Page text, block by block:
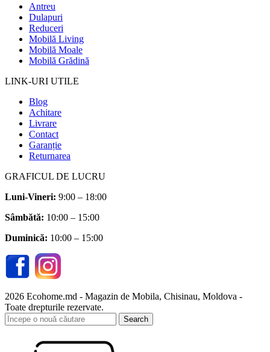
Antreu
Dulapuri
Reduceri
Mobilă Living
Mobilă Moale
Mobilă Grădină
LINK-URI UTILE
Blog
Achitare
Livrare
Contact
Garanție
Returnarea
GRAFICUL DE LUCRU
Luni-Vineri: 9:00 – 18:00
Sâmbătă: 10:00 – 15:00
Duminică: 10:00 – 15:00
2026 Ecohome.md - Magazin de Mobila, Chisinau, Moldova -
Toate drepturile rezervate.
Search